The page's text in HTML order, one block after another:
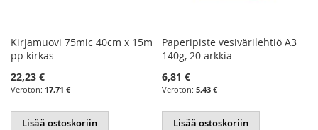
Kirjamuovi 75mic 40cm x 15m
pp kirkas
22,23 €
17,71 €
Lisää ostoskoriin
Paperipiste vesivärilehtiö A3
140g, 20 arkkia
6,81 €
5,43 €
Lisää ostoskoriin